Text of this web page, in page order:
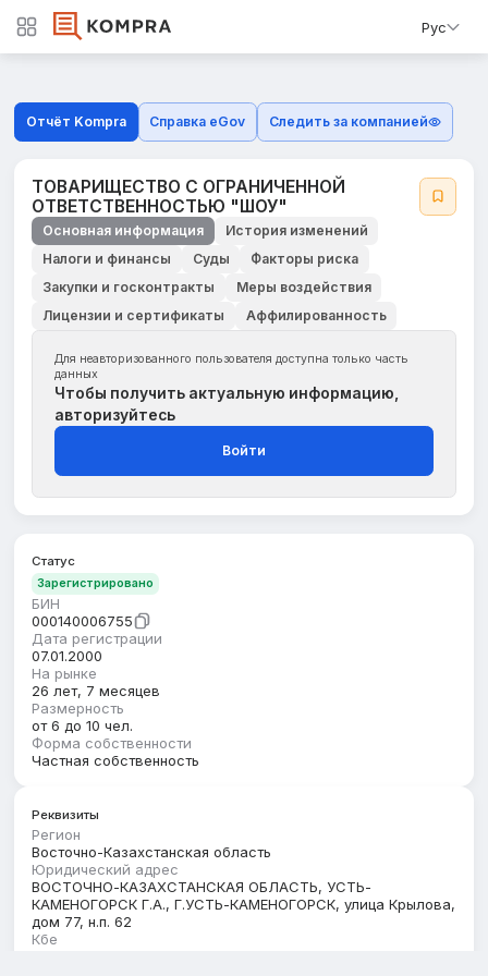
Рус
Отчёт Kompra Справка eGov Следить за компанией
ТОВАРИЩЕСТВО С ОГРАНИЧЕННОЙ
ОТВЕТСТВЕННОСТЬЮ "ШОУ"
Основная информация
История изменений
Налоги и финансы
Суды
Факторы риска
Закупки и госконтракты
Меры воздействия
Лицензии и сертификаты
Аффилированность
Для неавторизованного пользователя доступна только часть
данных
Чтобы получить актуальную информацию,
авторизуйтесь
Войти
Статус
Зарегистрировано
БИН
000140006755
Дата регистрации
07.01.2000
На рынке
26 лет, 7 месяцев
Размерность
от 6 до 10 чел.
Форма собственности
Частная собственность
Реквизиты
Регион
Восточно-Казахстанская область
Юридический адрес
ВОСТОЧНО-КАЗАХСТАНСКАЯ ОБЛАСТЬ, УСТЬ-
КАМЕНОГОРСК Г.А., Г.УСТЬ-КАМЕНОГОРСК, улица Крылова,
дом 77, н.п. 62
Кбе